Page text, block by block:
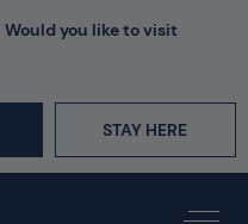
Would you like to visit
STAY HERE